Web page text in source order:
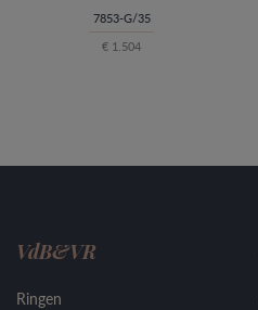
7853-G/35
€ 1.504
VdB&VR
Ringen